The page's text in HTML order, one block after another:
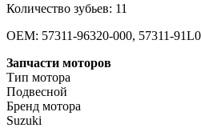
Количество зубьев: 11
OEM: 57311-96320-000, 57311-
Запчасти моторов
Тип мотора
Подвесной
Бренд мотора
Suzuki